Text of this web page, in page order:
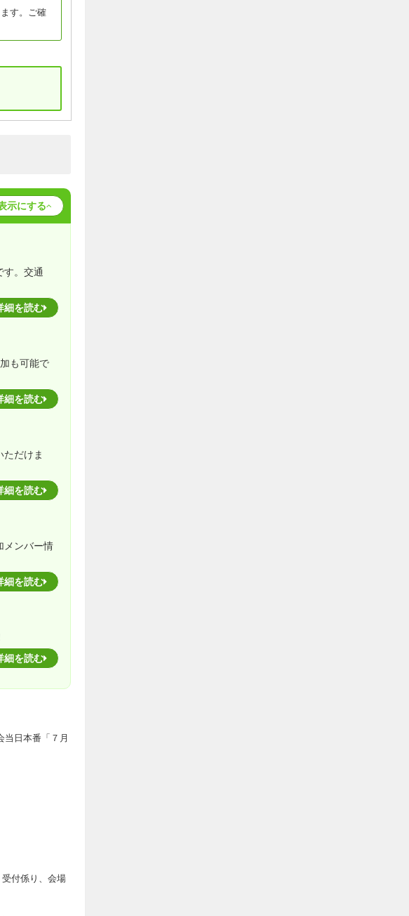
す。ご確
示にする
す。交通
細を読む
も可能で
細を読む
だけま
細を読む
メンバー情
細を読む
細を読む
当日本番「７月
付係り、会場